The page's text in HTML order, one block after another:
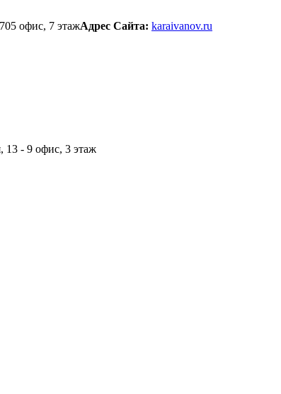
офис, 7 этажАдрес Сайта: karaivanov.ru
13 - 9 офис, 3 этаж